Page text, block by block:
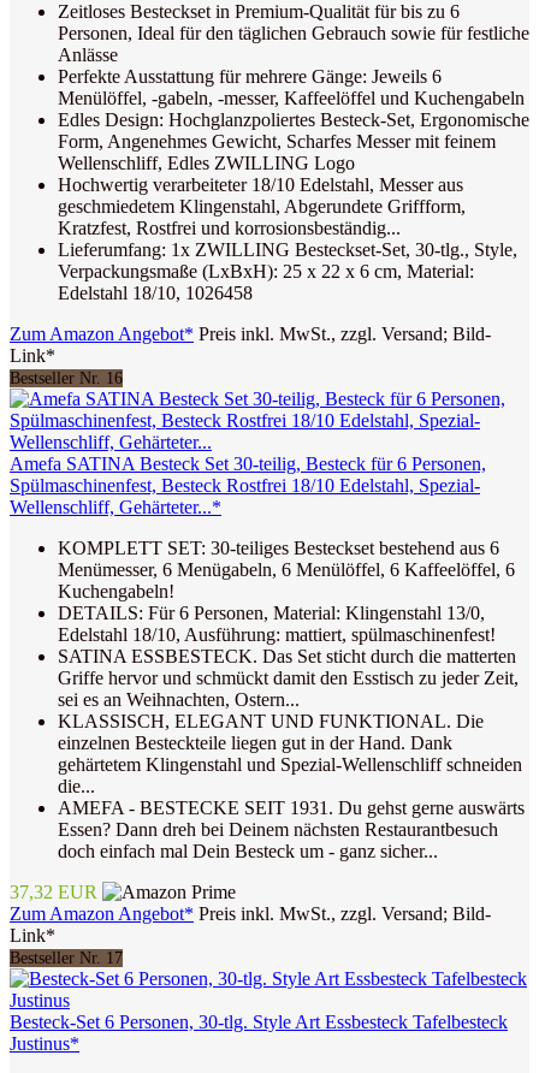
Zeitloses Besteckset in Premium-Qualität für bis zu 6
Personen, Ideal für den täglichen Gebrauch sowie für festliche
Anlässe
Perfekte Ausstattung für mehrere Gänge: Jeweils 6
Menülöffel, -gabeln, -messer, Kaffeelöffel und Kuchengabeln
Edles Design: Hochglanzpoliertes Besteck-Set, Ergonomische
Form, Angenehmes Gewicht, Scharfes Messer mit feinem
Wellenschliff, Edles ZWILLING Logo
Hochwertig verarbeiteter 18/10 Edelstahl, Messer aus
geschmiedetem Klingenstahl, Abgerundete Griffform,
Kratzfest, Rostfrei und korrosionsbeständig...
Lieferumfang: 1x ZWILLING Besteckset-Set, 30-tlg., Style,
Verpackungsmaße (LxBxH): 25 x 22 x 6 cm, Material:
Edelstahl 18/10, 1026458
Zum Amazon Angebot* Preis inkl. MwSt., zzgl. Versand; Bild-
Link*
Bestseller Nr. 16
Amefa SATINA Besteck Set 30-teilig, Besteck für 6 Personen,
Spülmaschinenfest, Besteck Rostfrei 18/10 Edelstahl, Spezial-
Wellenschliff, Gehärteter...*
KOMPLETT SET: 30-teiliges Besteckset bestehend aus 6
Menümesser, 6 Menügabeln, 6 Menülöffel, 6 Kaffeelöffel, 6
Kuchengabeln!
DETAILS: Für 6 Personen, Material: Klingenstahl 13/0,
Edelstahl 18/10, Ausführung: mattiert, spülmaschinenfest!
SATINA ESSBESTECK. Das Set sticht durch die matterten
Griffe hervor und schmückt damit den Esstisch zu jeder Zeit,
sei es an Weihnachten, Ostern...
KLASSISCH, ELEGANT UND FUNKTIONAL. Die
einzelnen Besteckteile liegen gut in der Hand. Dank
gehärtetem Klingenstahl und Spezial-Wellenschliff schneiden
die...
AMEFA - BESTECKE SEIT 1931. Du gehst gerne auswärts
Essen? Dann dreh bei Deinem nächsten Restaurantbesuch
doch einfach mal Dein Besteck um - ganz sicher...
37,32 EUR
Zum Amazon Angebot* Preis inkl. MwSt., zzgl. Versand; Bild-
Link*
Bestseller Nr. 17
Besteck-Set 6 Personen, 30-tlg. Style Art Essbesteck Tafelbesteck
Justinus*